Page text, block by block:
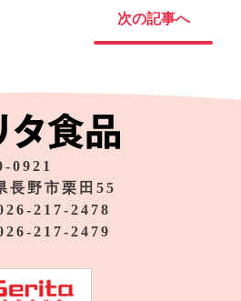
次の記事へ
0921
長野市栗田55
217-2478
217-2479